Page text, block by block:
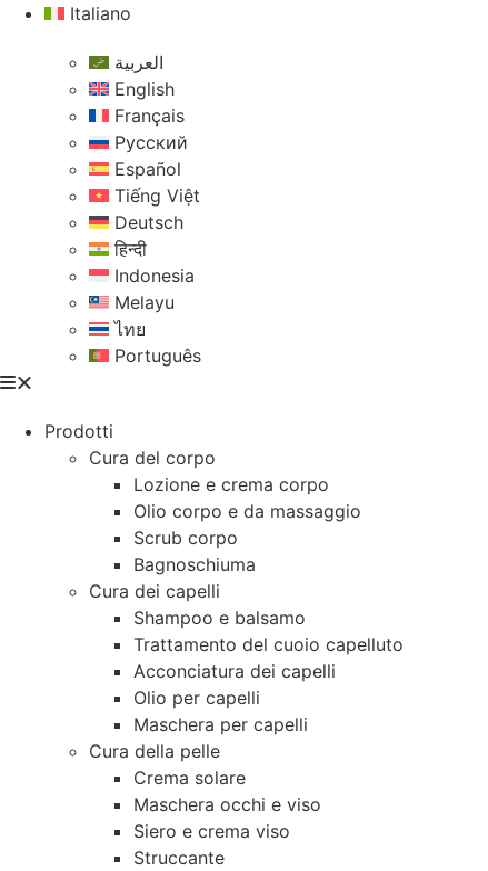
Italiano
العربية
English
Français
Русский
Español
Tiếng Việt
Deutsch
हिन्दी
Indonesia
Melayu
ไทย
Português
Prodotti
Cura del corpo
Lozione e crema corpo
Olio corpo e da massaggio
Scrub corpo
Bagnoschiuma
Cura dei capelli
Shampoo e balsamo
Trattamento del cuoio capelluto
Acconciatura dei capelli
Olio per capelli
Maschera per capelli
Cura della pelle
Crema solare
Maschera occhi e viso
Siero e crema viso
Struccante